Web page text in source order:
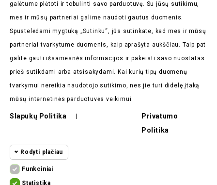
Parduotuvės Informacija
Prekės
galėtume plėtoti ir tobulinti savo parduotuvę. Su jūsų sutikimu,
mes ir mūsų partneriai galime naudoti gautus duomenis.
Spustelėdami mygtuką „Sutinku“, jūs sutinkate, kad mes ir mūsų
partneriai tvarkytume duomenis, kaip aprašyta aukščiau. Taip pat
galite gauti išsamesnės informacijos ir pakeisti savo nuostatas
prieš sutikdami arba atsisakydami. Kai kurių tipų duomenų
tvarkymui nereikia naudotojo sutikimo, nes jie turi didelę įtaką
mūsų internetinės parduotuvės veikimui.
Slapukų Politika
Privatumo
Politika
Rodyti plačiau
Funkciniai
Statistika